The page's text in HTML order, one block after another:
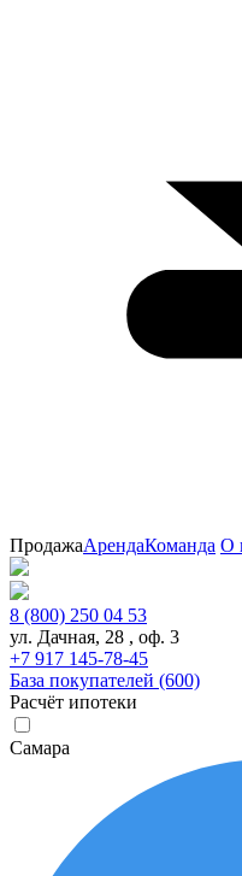
ПродажаАрендаКоманда О
8 (800) 250 04 53
ул. Дачная, 28 , оф. 3
+7 917 145-78-45
База покупателей (600)
Расчёт ипотеки
Самара